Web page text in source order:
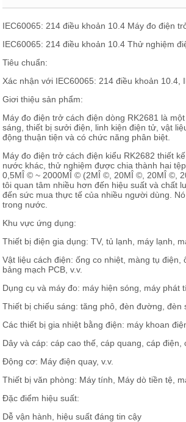
IEC60065: 214 điều khoản 10.4 Máy đo điện
IEC60065: 214 điều khoản 10.4 Thử nghiệm
Tiêu chuẩn:
Xác nhận với IEC60065: 214 điều khoản 10.4,
Giơi thiệu sản phẩm:
Máy đo điện trở cách điện dòng RK2681 là
sáng, thiết bị sưởi điện, linh kiện điện tử, vật
động thuận tiện và có chức năng phân biệt.
Máy đo điện trở cách điện kiểu RK2682 thiết
nước khác, thử nghiệm được chia thành hai
0,5MÎ © ~ 2000MÎ © (2MÎ ©, 20MÎ ©, 20MÎ ©,
tôi quan tâm nhiều hơn đến hiệu suất và chất
đến sức mua thực tế của nhiều người dùng.
trong nước.
Khu vực ứng dụng:
Thiết bị điện gia dụng: TV, tủ lạnh, máy lạnh,
Vật liệu cách điện: ống co nhiệt, màng tụ điện,
bảng mạch PCB, v.v.
Dụng cụ và máy đo: máy hiện sóng, máy phát
Thiết bị chiếu sáng: tăng phô, đèn đường, đèn
Các thiết bị gia nhiệt bằng điện: máy khoan
Dây và cáp: cáp cao thế, cáp quang, cáp điện,
Động cơ: Máy điện quay, v.v.
Thiết bị văn phòng: Máy tính, Máy dò tiền tệ,
Đặc điểm hiệu suất:
Dễ vận hành, hiệu suất đáng tin cậy